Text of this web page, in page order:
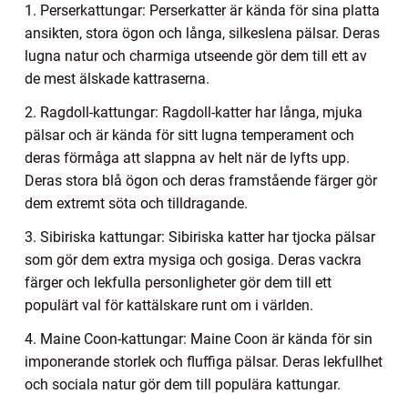
1. Perserkattungar: Perserkatter är kända för sina platta
ansikten, stora ögon och långa, silkeslena pälsar. Deras
lugna natur och charmiga utseende gör dem till ett av
de mest älskade kattraserna.
2. Ragdoll-kattungar: Ragdoll-katter har långa, mjuka
pälsar och är kända för sitt lugna temperament och
deras förmåga att slappna av helt när de lyfts upp.
Deras stora blå ögon och deras framstående färger gör
dem extremt söta och tilldragande.
3. Sibiriska kattungar: Sibiriska katter har tjocka pälsar
som gör dem extra mysiga och gosiga. Deras vackra
färger och lekfulla personligheter gör dem till ett
populärt val för kattälskare runt om i världen.
4. Maine Coon-kattungar: Maine Coon är kända för sin
imponerande storlek och fluffiga pälsar. Deras lekfullhet
och sociala natur gör dem till populära kattungar.